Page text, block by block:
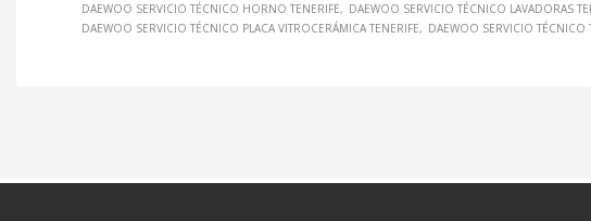
DAEWOO SERVICIO TÉCNICO HORNO TENERIFE
DAEWOO SERVICIO TÉCNICO LAVADORAS
DAEWOO SERVICIO TÉCNICO PLACA VITROCERÁMICA TENERIFE
DAEWOO SERVICIO TÉCNICO